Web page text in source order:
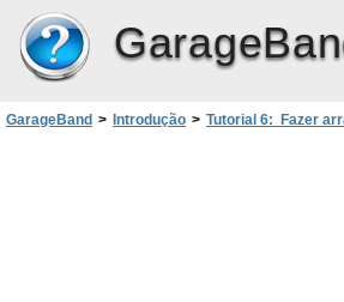
GarageBand > Introdução > Tutorial 6: Fazer